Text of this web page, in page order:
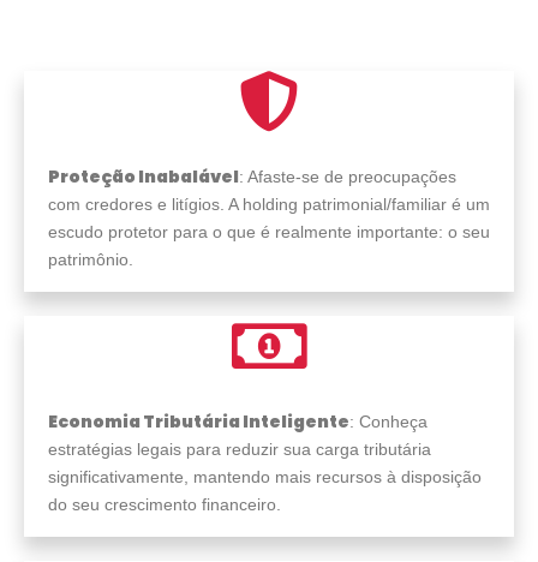
Proteção Inabalável: Afaste-se de preocupações
com credores e litígios. A holding patrimonial/familiar é um
escudo protetor para o que é realmente importante: o seu
patrimônio.
Economia Tributária Inteligente: Conheça
estratégias legais para reduzir sua carga tributária
significativamente, mantendo mais recursos à disposição
do seu crescimento financeiro.